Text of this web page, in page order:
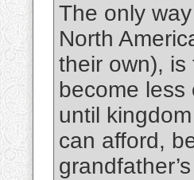
The only
North
their own),
become less
until
can afford,